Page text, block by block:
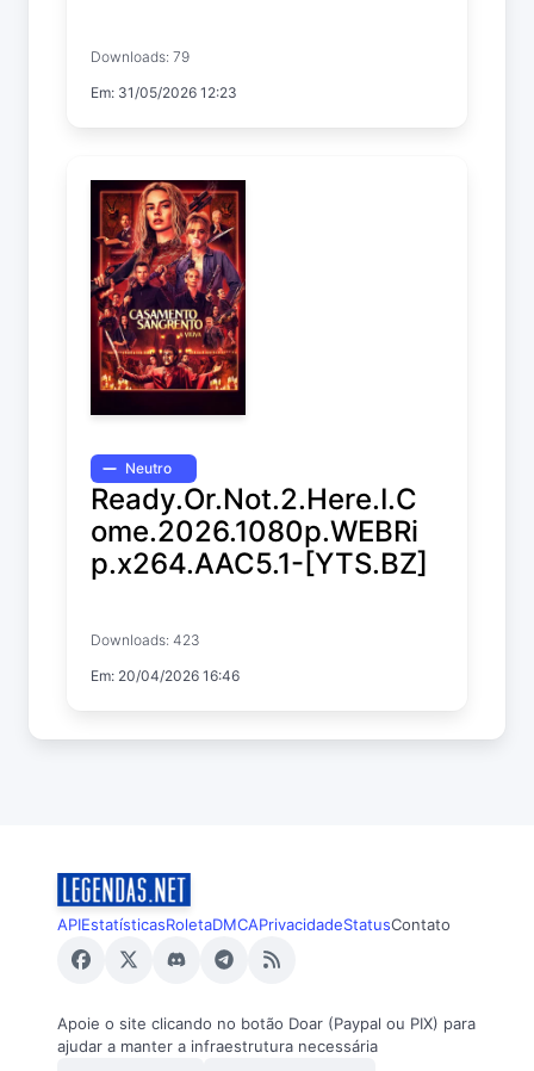
Downloads: 79
Em: 31/05/2026 12:23
Neutro
Ready.Or.Not.2.Here.I.C
ome.2026.1080p.WEBRi
p.x264.AAC5.1-[YTS.BZ]
Downloads: 423
Em: 20/04/2026 16:46
APIEstatísticasRoletaDMCAPrivacidadeStatusContato
Apoie o site clicando no botão Doar (Paypal ou PIX) para
ajudar a manter a infraestrutura necessária